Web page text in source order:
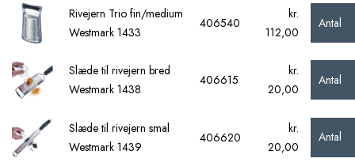
Rivejern Trio fin/medium
Westmark 1433
406540
kr.
112,00
Antal
Slæde til rivejern bred
Westmark 1438
406615
kr.
20,00
Antal
Slæde til rivejern smal
Westmark 1439
406620
kr.
20,00
Antal